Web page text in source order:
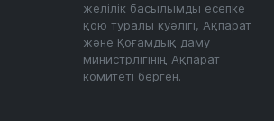
желілік басылымды есепке
қою туралы куәлігі, Ақпарат
және Қоғамдық даму
министрлігінің Ақпарат
комитеті берген.